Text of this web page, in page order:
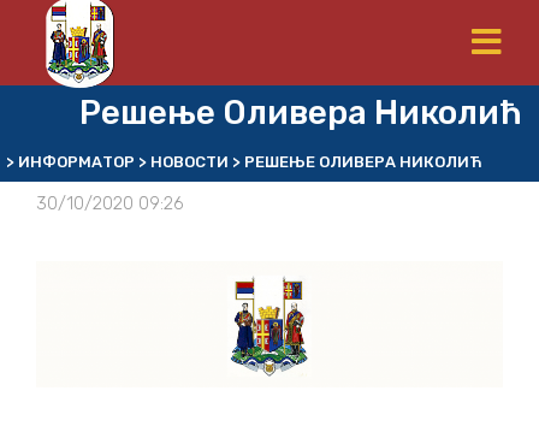
Решење Оливера Николић
> ИНФОРМАТОР > НОВОСТИ > РЕШЕЊЕ ОЛИВЕРА НИКОЛИЋ
30/10/2020 09:26